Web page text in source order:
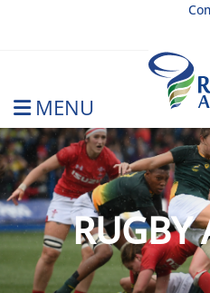
MENU
Rugby
RUGBY